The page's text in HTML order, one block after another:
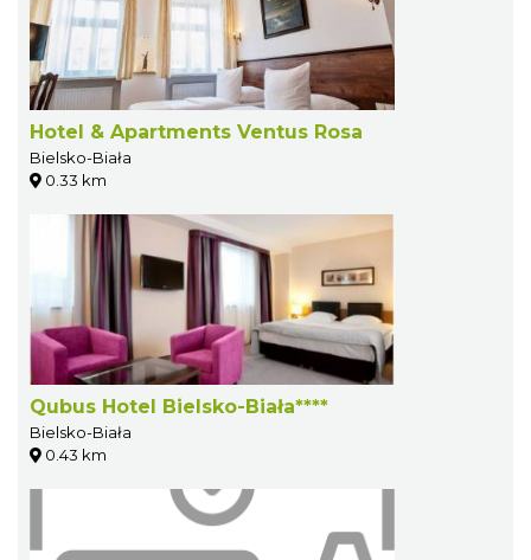
Hotel & Apartments Ventus Rosa
Bielsko-Biała
0.33 km
Qubus Hotel Bielsko-Biała****
Bielsko-Biała
0.43 km